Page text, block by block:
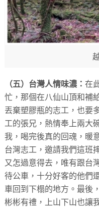
（五）台灣人情味濃：在
忙，那個在八仙山頂和補
丟棄塑膠瓶的志工，也要
工的張兄，熱情奉上兩大
我，喝完後真的回魂，暖
台灣志工，邀請我們這班
又怎過意得去，唯有跟台
待公車，十分好客的他們
車回到下榻的地方。最後
彬彬有禮，上山下山也讓